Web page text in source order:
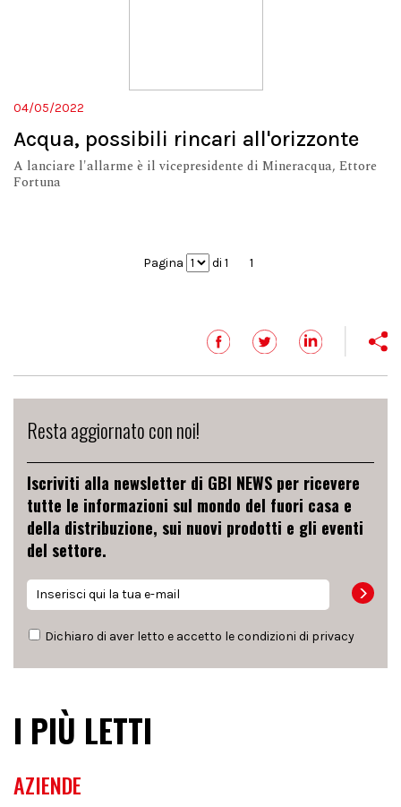
04/05/2022
Acqua, possibili rincari all'orizzonte
A lanciare l'allarme è il vicepresidente di Mineracqua, Ettore
Fortuna
Pagina di 1 1
Resta aggiornato con noi!
Iscriviti alla newsletter di GBI NEWS per ricevere
tutte le informazioni sul mondo del fuori casa e
della distribuzione, sui nuovi prodotti e gli eventi
del settore.
Dichiaro di aver letto e accetto le condizioni di privacy
I PIÙ LETTI
AZIENDE